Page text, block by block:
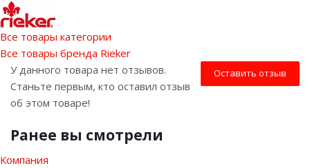
Все товары категории
Все товары бренда Rieker
Оставить отзыв
У данного товара нет отзывов.
Станьте первым, кто оставил отзыв
об этом товаре!
Ранее вы смотрели
Компания